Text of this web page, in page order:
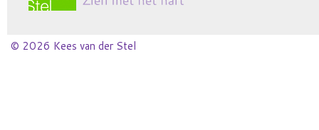
© 2026 Kees van der Stel